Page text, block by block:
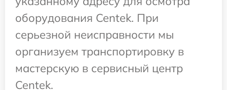
оборудования Centek. При
серьезной неисправности мы
организуем транспортировку в
мастерскую в сервисный центр
Centek.